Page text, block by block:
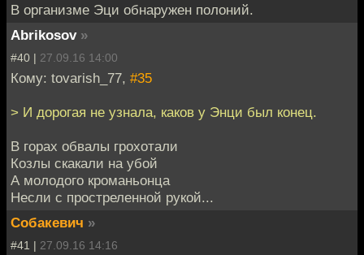
В организме Эци обнаружен полоний.
Abrikosov »
#40 | 27.09.16 14:00
Кому: tovarish_77, #35
> И дорогая не узнала, каков у Энци был конец.
В горах обвалы грохотали
Козлы скакали на убой
А молодого кроманьонца
Несли с простреленной рукой...
Собакевич »
#41 | 27.09.16 14:16